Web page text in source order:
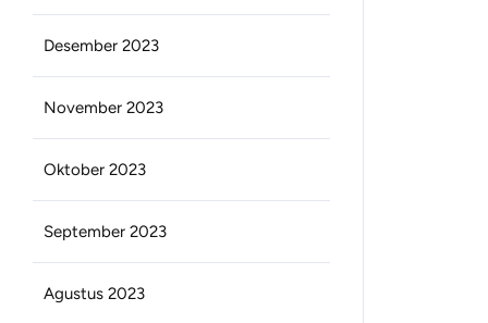
Desember 2023
November 2023
Oktober 2023
September 2023
Agustus 2023